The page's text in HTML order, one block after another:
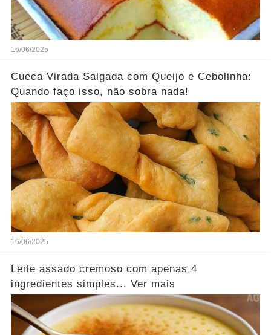
16/06/2025
Cueca Virada Salgada com Queijo e Cebolinha:
Quando faço isso, não sobra nada!
16/06/2025
Leite assado cremoso com apenas 4
ingredientes simples... Ver mais